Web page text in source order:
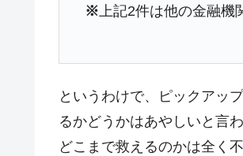
Fact1 甲子園通算本塁打、最
※ 上記2件は他の金融
というわけで、ピックアッ
るかどうかはあやしいと言
どこまで救えるのかは全く不